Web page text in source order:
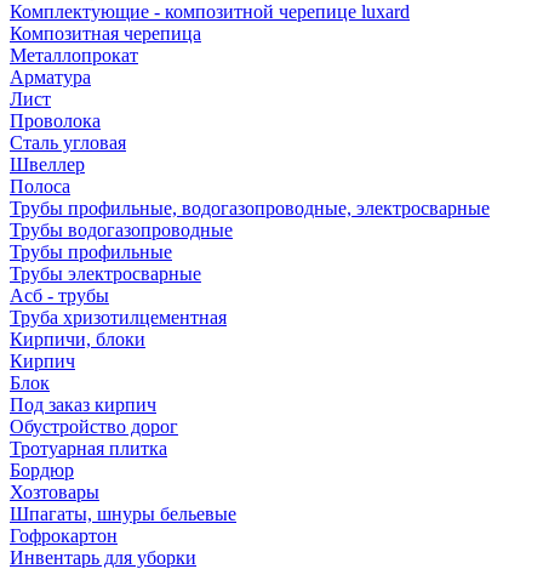
Комплектующие - композитной черепице luxard
Композитная черепица
Металлопрокат
Арматура
Лист
Проволока
Сталь угловая
Швеллер
Полоса
Трубы профильные, водогазопроводные, электросварные
Трубы водогазопроводные
Трубы профильные
Трубы электросварные
Асб - трубы
Труба хризотилцементная
Кирпичи, блоки
Кирпич
Блок
Под заказ кирпич
Обустройство дорог
Тротуарная плитка
Бордюр
Хозтовары
Шпагаты, шнуры бельевые
Гофрокартон
Инвентарь для уборки